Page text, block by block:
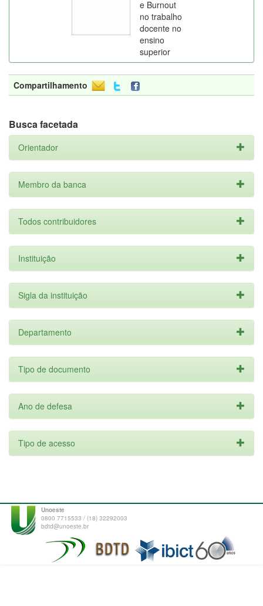
e Burnout
no trabalho
docente no
ensino
superior
Compartilhamento
Busca facetada
Orientador
Membro da banca
Todos contribuidores
Instituição
Sigla da instituição
Departamento
Tipo de documento
Ano de defesa
Tipo de acesso
Unoeste
0800 7715533 / (18) 32292003
bdtd@unoeste.br